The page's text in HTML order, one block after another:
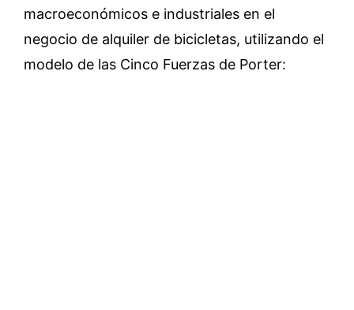
macroeconómicos e industriales en el
negocio de alquiler de bicicletas, utilizando el
modelo de las Cinco Fuerzas de Porter: